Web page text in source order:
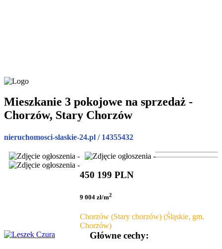
Mieszkanie 3 pokojowe na sprzedaż -
Chorzów, Stary Chorzów
nieruchomosci-slaskie-24.pl / 14355432
450 199 PLN
9 004 zł/m2
Chorzów (Stary chorzów) (Śląskie, gm.
Chorzów)
Główne cechy: